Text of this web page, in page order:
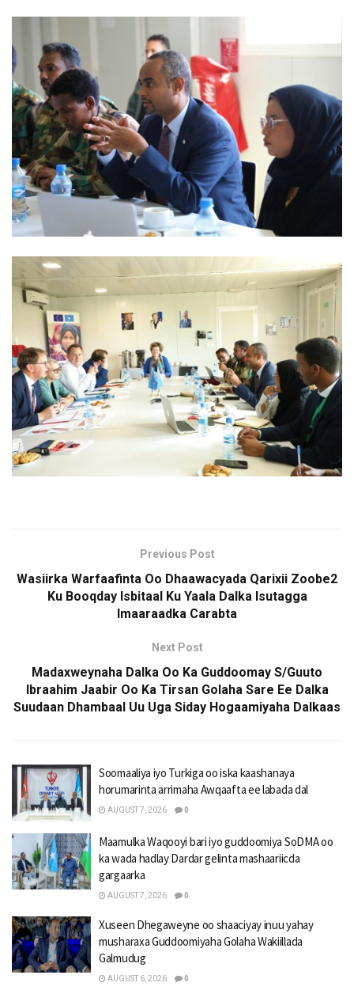
Previous Post
Wasiirka Warfaafinta Oo Dhaawacyada Qarixii Zoobe2
Ku Booqday Isbitaal Ku Yaala Dalka Isutagga
Imaaraadka Carabta
Next Post
Madaxweynaha Dalka Oo Ka Guddoomay S/Guuto
Ibraahim Jaabir Oo Ka Tirsan Golaha Sare Ee Dalka
Suudaan Dhambaal Uu Uga Siday Hogaamiyaha Dalkaas
Soomaaliya iyo Turkiga oo iska kaashanaya
horumarinta arrimaha Awqaafta ee labada dal
AUGUST 7, 2026 0
Maamulka Waqooyi bari iyo guddoomiya SoDMA oo
ka wada hadlay Dardar gelinta mashaariicda
gargaarka
AUGUST 7, 2026 0
Xuseen Dhegaweyne oo shaaciyay inuu yahay
musharaxa Guddoomiyaha Golaha Wakiillada
Galmudug
AUGUST 6, 2026 0